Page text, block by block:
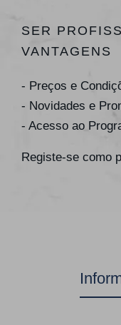
SER
VANTAGENS
- Preços e
- Novidades e
- Acesso ao
Registe-se como